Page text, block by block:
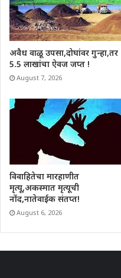
अवैध वाळू उपसा,दोघांवर गुन्हा,तर
5.5 लाखांचा ऐवज जप्त !
August 7, 2026
विवाहितेचा मारहाणीत
मृत्यू,अकस्मात मृत्यूची
नोंद,नातेवाईक संतप्त!
August 6, 2026